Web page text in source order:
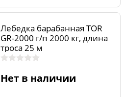
Лебедка барабанная TOR
GR-2000 г/п 2000 кг, длина
троса 25 м
Нет в наличии